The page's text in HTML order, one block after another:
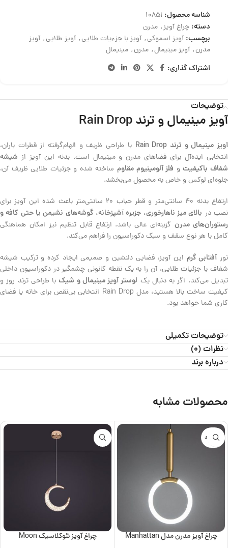
شناسه محصول: 10851
دسته: چراغ آویز, مدرن
برچسب: آویز اسموکی, آویز با جزءیات طلایی, آویز طلایی, آویز
مدرن, آویز مینیمال, مدرن, مینیمال
اشتراک گذاری:
توضیحات
آویز مینیمال و ترند Rain Drop
آویز مینیمال و ترند Rain Drop
با طراحی ظریف و الهام‌گرفته از قطرات باران،
انتخابی ایده‌آل برای فضاهای مدرن و مینیمال است. بدنه این آویز از شیشه
شفاف باکیفیتو فلز آلومینیوم مقاومساخته شده و جزئیات طلایی ظریف آن،
جلوه‌ای لوکس و خاص به محصول می‌بخشد.
ارتفاع بدنه 40 سانتی‌متر و قطر حباب 20 سانتی‌متر باعث شده این آویز برای
نصب در بالای میز ناهارخوری، جزیره آشپزخانه، گوشه‌های نشیمن یا حتی کافه و
رستوران‌های مدرنگزینه‌ای عالی باشد. ارتفاع قابل تنظیم نیز امکان هماهنگی
کامل با هر نوع سقف و سبک دکوراسیون را فراهم می‌کند.
نورآفتابی گرم این آویز، فضایی دلنشین و صمیمی ایجاد کرده و ترکیب شیشه
شفاف با جزئیات طلایی، آن را به یک نقطه کانونی چشمگیر در دکوراسیون داخلی
تبدیل می‌کند. اگر به دنبال یک لوستر آویز مینیمال و شیکبا طراحی ترند روز و
کیفیت ساخت بالا هستید، مدل Rain Drop انتخابی بی‌نقص برای خانه یا فضای
کاری شما خواهد بود.
توضیحات تکمیلی
نظرات (0)
درباره برند
محصولات مشابه
ناموجود
چراغ آویز مدرن مدل Manhattan چراغ آویز نئوکلاسیک Moon